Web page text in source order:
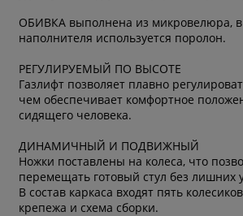
ОБИВКА выполнена из микровелюра, в
наполнителя используется поролон.
РЕГУЛИРУЕМЫЙ ПО ВЫСОТЕ
Газлифт позволяет плавно
чем обеспечивает комфортное
сидящего человека.
ДИНАМИЧНЫЙ И ПОДВИЖНЫЙ
Ножки поставлены на колеса, что
перемещать готовый стул без лишних
В состав каркаса входят пять
крепежа и схема сборки.